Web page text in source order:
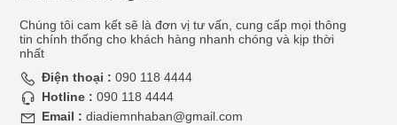
Chúng tôi cam kết sẽ là đơn vị tư vấn, cung cấp mọi thông
tin chính thống cho khách hàng nhanh chóng và kịp thời
nhất
Điện thoại : 090 118 4444
Hotline : 090 118 4444
Email : diadiemnhaban@gmail.com